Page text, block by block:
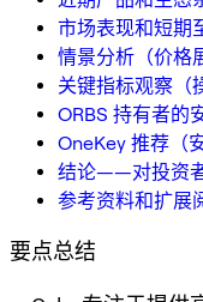
市场表现和短期
情景分析（价格
关键指标观察（
ORBS 持有者的
OneKey 推荐（
结论——对投资
参考资料和扩展
要点总结